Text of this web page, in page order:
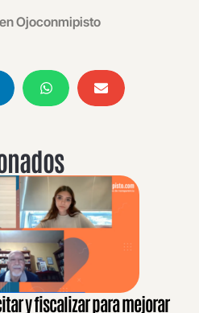
Ojoconmipisto
y fiscalizar para mejorar